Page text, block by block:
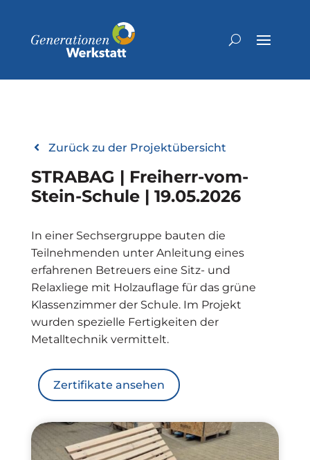
Zurück zu der Projektübersicht
STRABAG | Freiherr-vom-
Stein-Schule | 19.05.2026
In einer Sechsergruppe bauten die
Teilnehmenden unter Anleitung eines
erfahrenen Betreuers eine Sitz- und
Relaxliege mit Holzauflage für das grüne
Klassenzimmer der Schule. Im Projekt
wurden spezielle Fertigkeiten der
Metalltechnik vermittelt.
Zertifikate ansehen